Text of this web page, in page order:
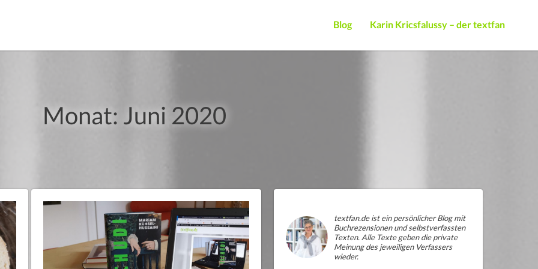
Blog Karin Kricsfalussy – der textfan
Monat: Juni 2020
textfan.de ist ein persönlicher Blog mit
Buchrezensionen und selbstverfassten
Texten. Alle Texte geben die private
Meinung des jeweiligen Verfassers
wieder.